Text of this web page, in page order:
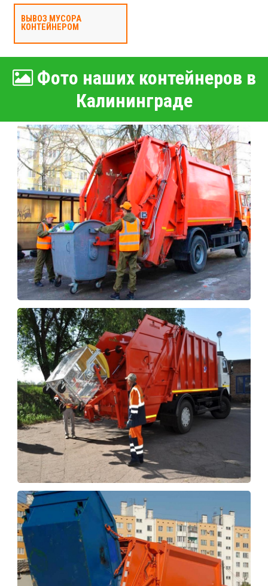
ВЫВОЗ МУСОРА
КОНТЕЙНЕРОМ
Фото наших контейнеров в
Калининграде